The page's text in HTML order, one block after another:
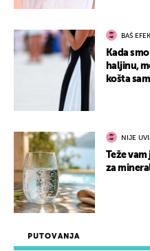
PUTOVANJA
BAŠ
Kada
haljinu,
košta
NIJE
Teže
za